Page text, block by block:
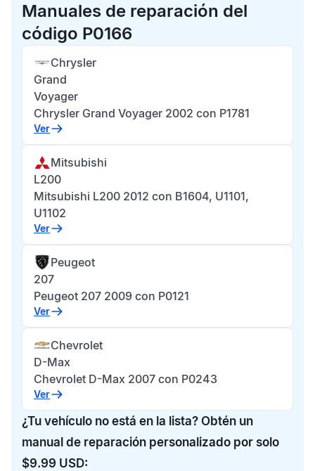
Manuales de reparación del
código P0166
Chrysler
Grand
Voyager
Chrysler Grand Voyager 2002 con P1781
Ver
Mitsubishi
L200
Mitsubishi L200 2012 con B1604, U1101,
U1102
Ver
Peugeot
207
Peugeot 207 2009 con P0121
Ver
Chevrolet
D-Max
Chevrolet D-Max 2007 con P0243
Ver
¿Tu vehículo no está en la lista? Obtén un
manual de reparación personalizado por solo
$9.99 USD: